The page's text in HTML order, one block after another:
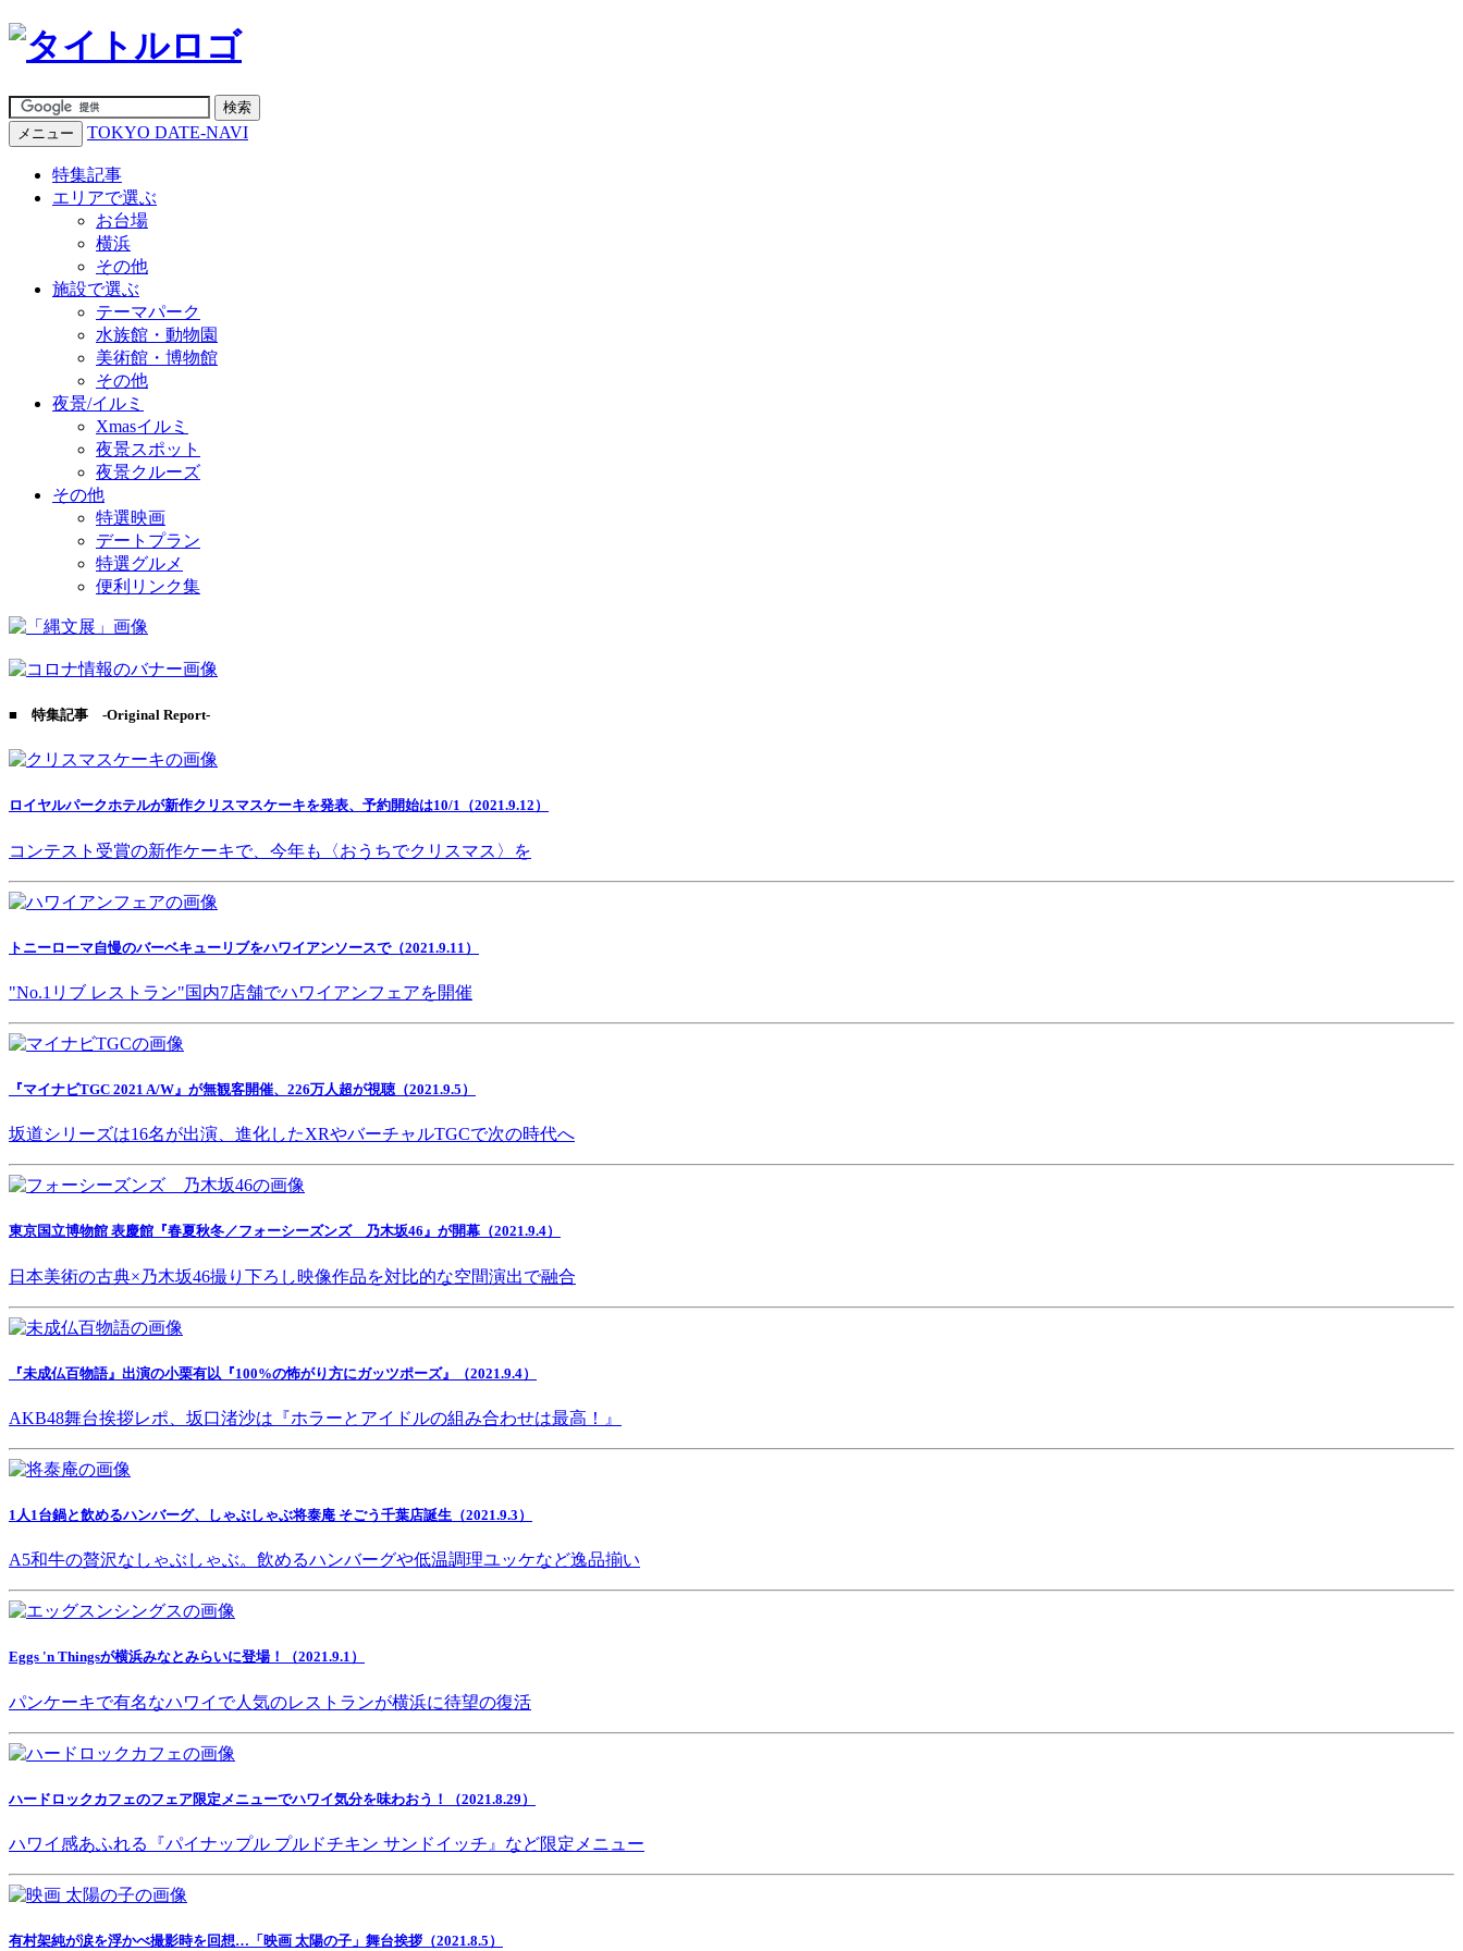
メニュー TOKYO DATE-NAVI
特集記事
エリアで選ぶ
お台場
横浜
その他
施設で選ぶ
テーマパーク
水族館・動物園
美術館・博物館
その他
夜景/イルミ
Xmasイルミ
夜景スポット
夜景クルーズ
その他
特選映画
デートプラン
特選グルメ
便利リンク集
■ 特集記事 -Original Report-
ロイヤルパークホテルが新作クリスマスケーキを発表、予約開始は10/1（2021.9.12）
コンテスト受賞の新作ケーキで、今年も〈おうちでクリスマス〉を
トニーローマ自慢のバーベキューリブをハワイアンソースで（2021.9.11）
"No.1リブ レストラン"国内7店舗でハワイアンフェアを開催
『マイナビTGC 2021 A/W』が無観客開催、226万人超が視聴（2021.9.5）
坂道シリーズは16名が出演、進化したXRやバーチャルTGCで次の時代へ
東京国立博物館 表慶館『春夏秋冬／フォーシーズンズ 乃木坂46』が開幕（2021.9.4）
日本美術の古典×乃木坂46撮り下ろし映像作品を対比的な空間演出で融合
『未成仏百物語』出演の小栗有以『100%の怖がり方にガッツポーズ』（2021.9.4）
AKB48舞台挨拶レポ、坂口渚沙は『ホラーとアイドルの組み合わせは最高！』
1人1台鍋と飲めるハンバーグ、しゃぶしゃぶ将泰庵 そごう千葉店誕生（2021.9.3）
A5和牛の贅沢なしゃぶしゃぶ。飲めるハンバーグや低温調理ユッケなど逸品揃い
Eggs 'n Thingsが横浜みなとみらいに登場！（2021.9.1）
パンケーキで有名なハワイで人気のレストランが横浜に待望の復活
ハードロックカフェのフェア限定メニューでハワイ気分を味わおう！（2021.8.29）
ハワイ感あふれる『パイナップル プルドチキン サンドイッチ』など限定メニュー
有村架純が涙を浮かべ撮影時を回想…「映画 太陽の子」舞台挨拶（2021.8.5）